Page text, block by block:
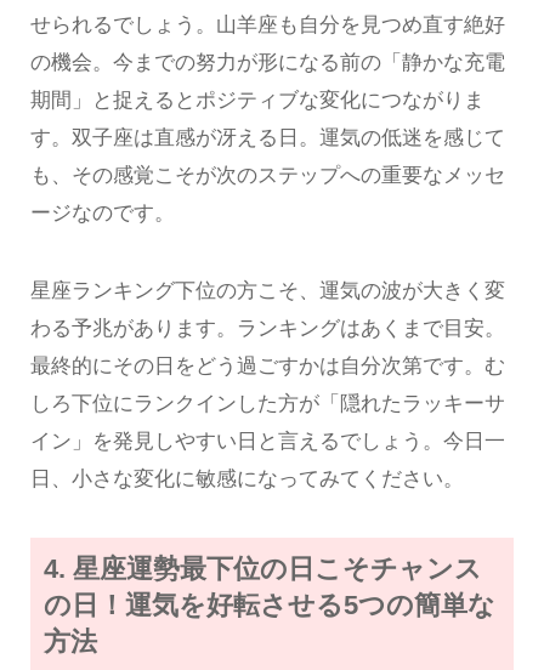
せられるでしょう。山羊座も自分を見つめ直す絶好
の機会。今までの努力が形になる前の「静かな充電
期間」と捉えるとポジティブな変化につながりま
す。双子座は直感が冴える日。運気の低迷を感じて
も、その感覚こそが次のステップへの重要なメッセ
ージなのです。
星座ランキング下位の方こそ、運気の波が大きく変
わる予兆があります。ランキングはあくまで目安。
最終的にその日をどう過ごすかは自分次第です。む
しろ下位にランクインした方が「隠れたラッキーサ
イン」を発見しやすい日と言えるでしょう。今日一
日、小さな変化に敏感になってみてください。
4. 星座運勢最下位の日こそチャンス
の日！運気を好転させる5つの簡単な
方法